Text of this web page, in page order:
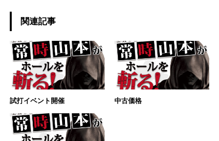
関連記事
試打イベント開催 中古価格